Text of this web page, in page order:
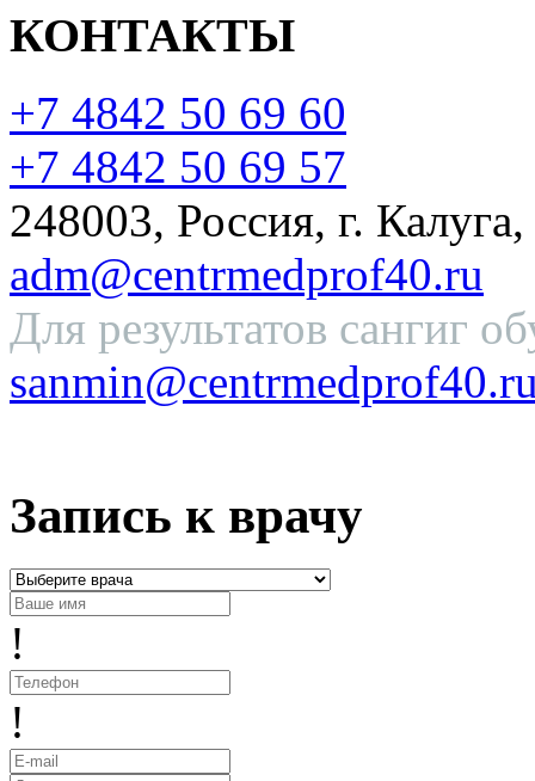
КОНТАКТЫ
+7 4842 50 69 60
+7 4842 50 69 57
248003, Россия, г.
adm@centrmedprof40.ru
Для результатов сангиг
Запись к врачу
!
!